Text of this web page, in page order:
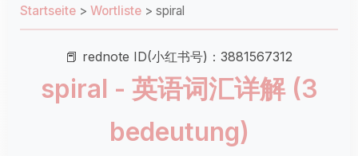
Startseite > Wortliste > spiral
📕 rednote ID(小红书号)：3881567312
spiral - 英语词汇详解 (3
bedeutung)